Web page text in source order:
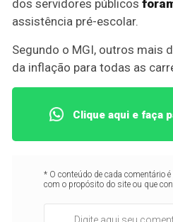
dos servidores públicos
assistência pré-escolar.
Segundo o MGI, outros mais
da inflação para todas as
Clique aqui e faça
* O conteúdo de cada comentário
com o propósito do site ou que